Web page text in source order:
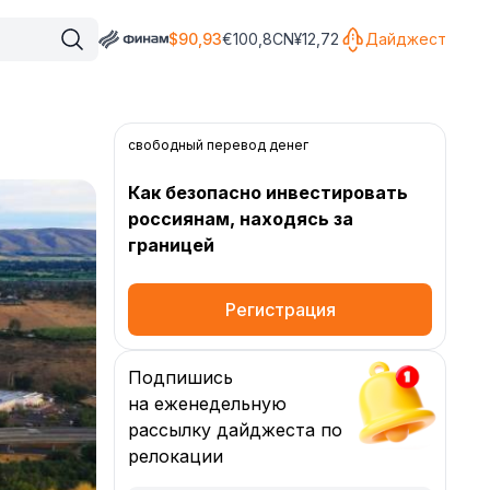
$90,93€100,8CN¥12,72 Дайджест
свободный перевод денег
Как безопасно инвестировать
россиянам, находясь за
границей
Регистрация
Подпишись
на еженедельную
рассылку дайджеста по
релокации